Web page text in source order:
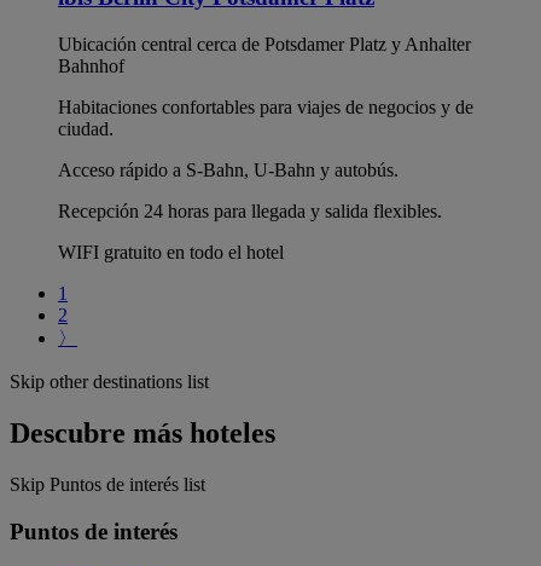
Ubicación central cerca de Potsdamer Platz y Anhalter
Bahnhof
Habitaciones confortables para viajes de negocios y de
ciudad.
Acceso rápido a S-Bahn, U-Bahn y autobús.
Recepción 24 horas para llegada y salida flexibles.
WIFI gratuito en todo el hotel
1
2
〉
Skip other destinations list
Descubre más hoteles
Skip Puntos de interés list
Puntos de interés